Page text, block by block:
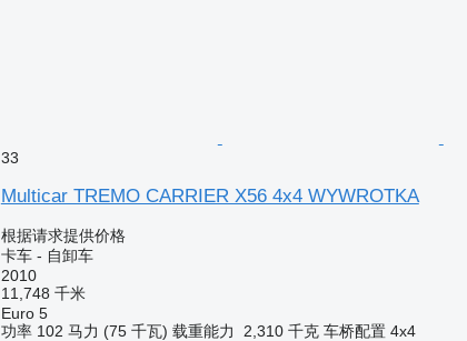
33
Multicar TREMO CARRIER X56 4x4 WYWROTKA
根据请求提供价格
卡车 - 自卸车
2010
11,748 千米
Euro 5
功率 102 马力 (75 千瓦) 载重能力 2,310 千克 车桥配置 4x4